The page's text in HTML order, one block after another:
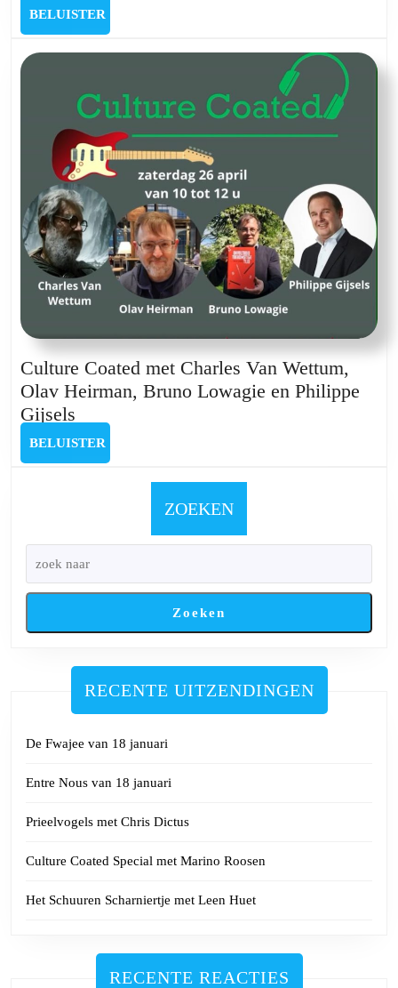
met
Jacobs
en
Patrick
Gillis
BELUISTER
Culture Coated met Charles Van Wettum,
Olav Heirman, Bruno Lowagie en Philippe
Gijsels
Coated
met
Olav
Heirman,
Bruno
Philippe
Gijsels
BELUISTER
ZOEKEN
Zoeken
RECENTE UITZENDINGEN
De Fwajee van 18 januari
Entre Nous van 18 januari
Prieelvogels met Chris Dictus
Culture Coated Special met Marino Roosen
Het Schuuren Scharniertje met Leen Huet
RECENTE REACTIES